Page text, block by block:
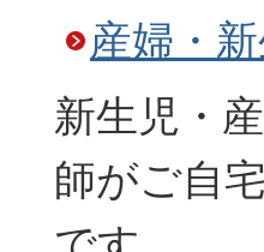
産婦・
新生児・
師がご自